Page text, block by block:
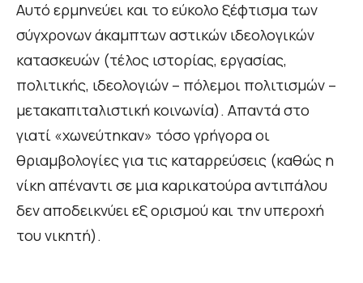
Αυτό ερμηνεύει και το εύκολο ξέφτισμα των
σύγχρονων άκαμπτων αστικών ιδεολογικών
κατασκευών (τέλος ιστορίας, εργασίας,
πολιτικής, ιδεολογιών – πόλεμοι πολιτισμών –
μετακαπιταλιστική κοινωνία). Απαντά στο
γιατί «χωνεύτηκαν» τόσο γρήγορα οι
θριαμβολογίες για τις καταρρεύσεις (καθώς η
νίκη απέναντι σε μια καρικατούρα αντιπάλου
δεν αποδεικνύει εξ ορισμού και την υπεροχή
του νικητή).